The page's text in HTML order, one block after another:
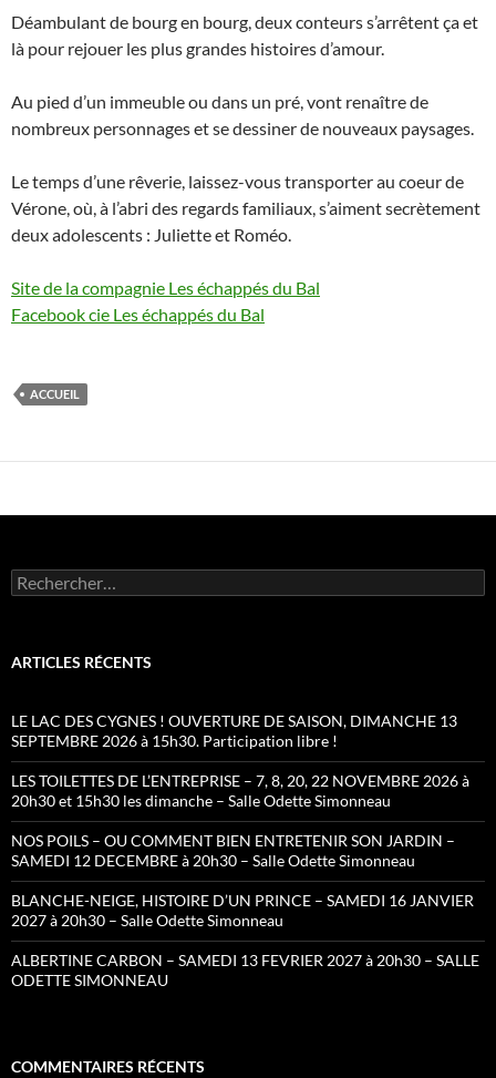
Déambulant de bourg en bourg, deux conteurs s’arrêtent ça et
là pour rejouer les plus grandes histoires d’amour.
Au pied d’un immeuble ou dans un pré, vont renaître de
nombreux personnages et se dessiner de nouveaux paysages.
Le temps d’une rêverie, laissez-vous transporter au coeur de
Vérone, où, à l’abri des regards familiaux, s’aiment secrètement
deux adolescents : Juliette et Roméo.
Site de la compagnie Les échappés du Bal
Facebook cie Les échappés du Bal
ACCUEIL
Rechercher :
ARTICLES RÉCENTS
LE LAC DES CYGNES ! OUVERTURE DE SAISON, DIMANCHE 13
SEPTEMBRE 2026 à 15h30. Participation libre !
LES TOILETTES DE L’ENTREPRISE – 7, 8, 20, 22 NOVEMBRE 2026 à
20h30 et 15h30 les dimanche – Salle Odette Simonneau
NOS POILS – OU COMMENT BIEN ENTRETENIR SON JARDIN –
SAMEDI 12 DECEMBRE à 20h30 – Salle Odette Simonneau
BLANCHE-NEIGE, HISTOIRE D’UN PRINCE – SAMEDI 16 JANVIER
2027 à 20h30 – Salle Odette Simonneau
ALBERTINE CARBON – SAMEDI 13 FEVRIER 2027 à 20h30 – SALLE
ODETTE SIMONNEAU
COMMENTAIRES RÉCENTS